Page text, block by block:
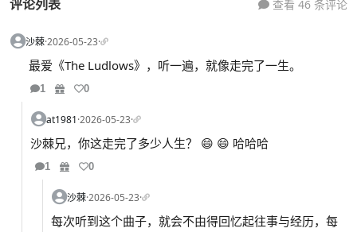
评论列表 查看 46 条评论
沙棘·2026-05-23·
最爱《The Ludlows》，听一遍，就像走完了一生。
1 0
at1981·2026-05-23·
沙棘兄，你这走完了多少人生？ 😄 😄 哈哈哈
1 0
沙棘·2026-05-23·
每次听到这个曲子，就会不由得回忆起往事与经历，每